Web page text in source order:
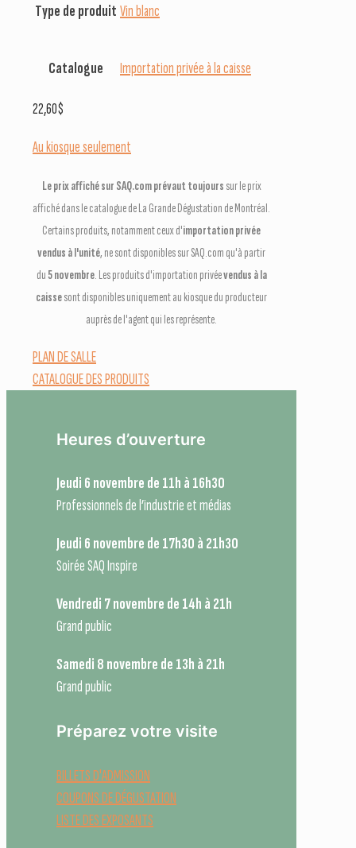
Type de produit Vin blanc
Catalogue Importation privée à la caisse
22,60$
Au kiosque seulement
Le prix affiché sur SAQ.com prévaut toujours sur le prix
affiché dans le catalogue de La Grande Dégustation de Montréal.
Certains produits, notamment ceux d'importation privée
vendus à l'unité, ne sont disponibles sur SAQ.com qu'à partir
du5 novembre. Les produits d'importation privéevendus à la
caissesont disponibles uniquement au kiosque du producteur
auprès de l'agent qui les représente.
PLAN DE SALLE
CATALOGUE DES PRODUITS
Heures d’ouverture
Jeudi 6 novembre de 11h à 16h30
Professionnels de l’industrie et médias
Jeudi 6 novembre de 17h30 à 21h30
Soirée SAQ Inspire
Vendredi 7 novembre de 14h à 21h
Grand public
Samedi 8 novembre de 13h à 21h
Grand public
Préparez votre visite
BILLETS D'ADMISSION
COUPONS DE DÉGUSTATION
LISTE DES EXPOSANTS